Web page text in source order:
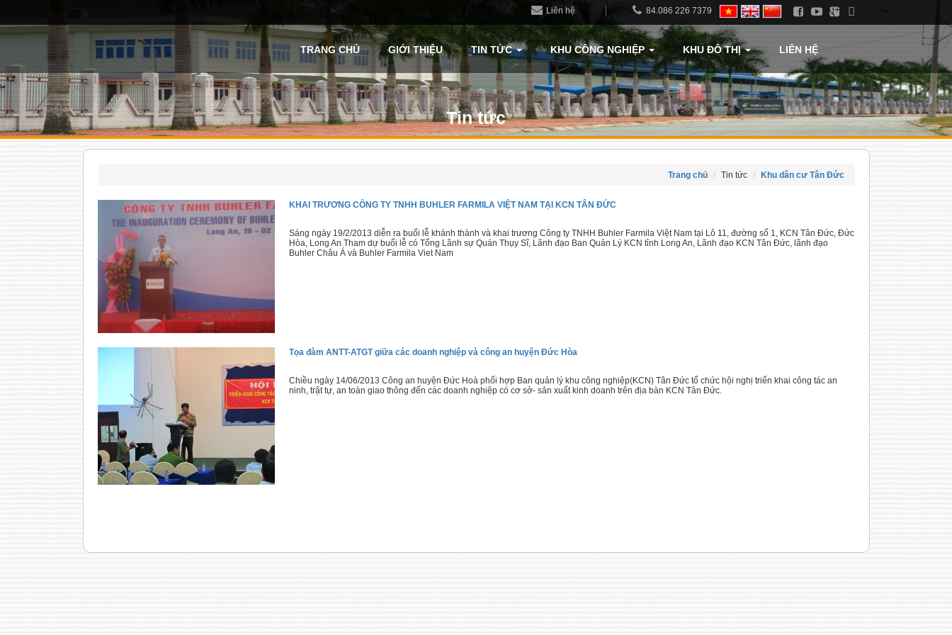
Liên hệ 84.086 226 7379
TRANG CHỦ GIỚI THIỆU TIN TỨC KHU CÔNG NGHIỆP KHU ĐÔ THỊ LIÊN HỆ
Tin tức
Trang chủ Tin tức Khu dân cư Tân Đức
KHAI TRƯƠNG CÔNG TY TNHH BUHLER FARMILA VIỆT NAM TẠI KCN TÂN ĐỨC
Sáng ngày 19/2/2013 diễn ra buổi lễ khánh thành và khai trương Công ty TNHH Buhler Farmila Việt Nam tại Lô 11, đường số 1, KCN Tân Đức, Đức
Hòa, Long An.Tham dự buổi lễ có Tổng Lãnh sự Quán Thụy Sĩ, Lãnh đạo Ban Quản Lý KCN tỉnh Long An, Lãnh đạo KCN Tân Đức, lãnh đạo
Buhler Châu Á và Buhler Farmila Viet Nam
Tọa đàm ANTT-ATGT giữa các doanh nghiệp và công an huyện Đức Hòa
Chiều ngày 14/06/2013 Công an huyện Đức Hoà phối hợp Ban quản lý khu công nghiệp(KCN) Tân Đức tổ chức hội nghị triển khai công tác an
ninh, trật tự, an toàn giao thông đến các doanh nghiệp có cơ sở- sản xuất kinh doanh trên địa bàn KCN Tân Đức.